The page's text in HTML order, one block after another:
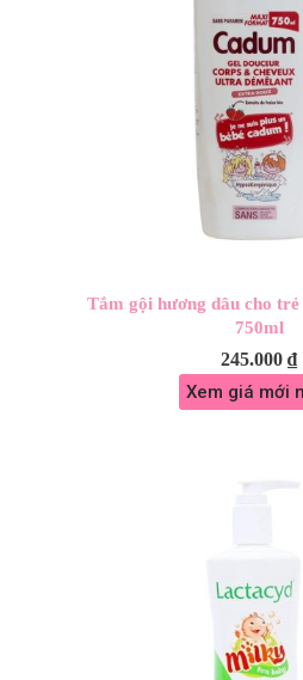
Tắm gội hương dâu cho
750ml
245.000₫
Xem giá mới